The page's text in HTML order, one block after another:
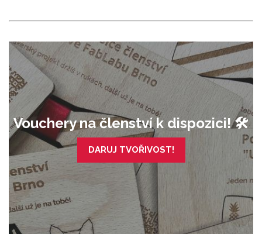
Vouchery na členství k dispozici! 🛠️
DARUJ TVOŘIVOST!